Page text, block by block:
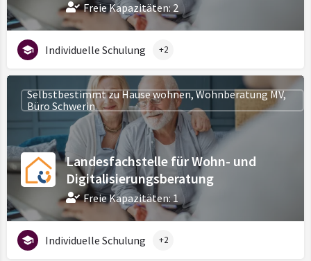
Freie Kapazitäten: 2
Individuelle Schulung +2
Landesfachstelle für Wohn- und
Digitalisierungsberatung
Freie Kapazitäten: 1
Selbstbestimmt zu Hause wohnen, Wohnberatung MV,
Büro Schwerin
Individuelle Schulung +2